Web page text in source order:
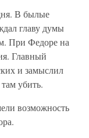
В былые
главу думы
При Федоре на
Главный
и замыслил
убить.
возможность